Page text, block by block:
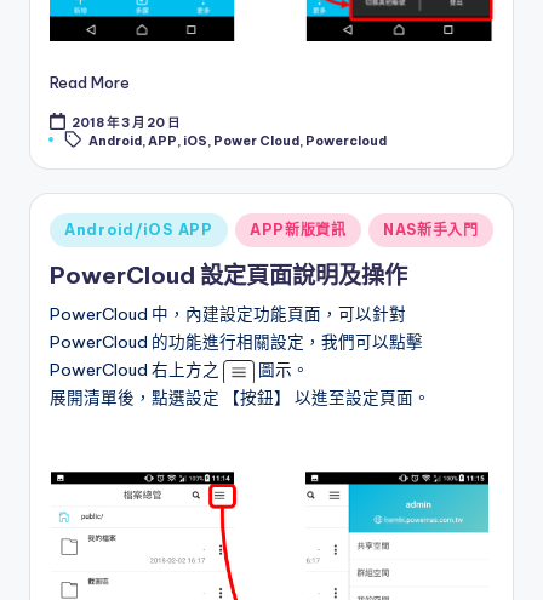
Read More
2018 年 3 月 20 日
Tags:
Android,APP, iOS, Power Cloud, Powercloud
Posted
in
Android/iOS APP APP新版資訊 NAS新手入門
PowerCloud 設定頁面說明及操作
PowerCloud 中，內建設定功能頁面，可以針對
PowerCloud 的功能進行相關設定，我們可以點擊
PowerCloud 右上方之
圖示。
展開清單後，點選設定 【按鈕】 以進至設定頁面。